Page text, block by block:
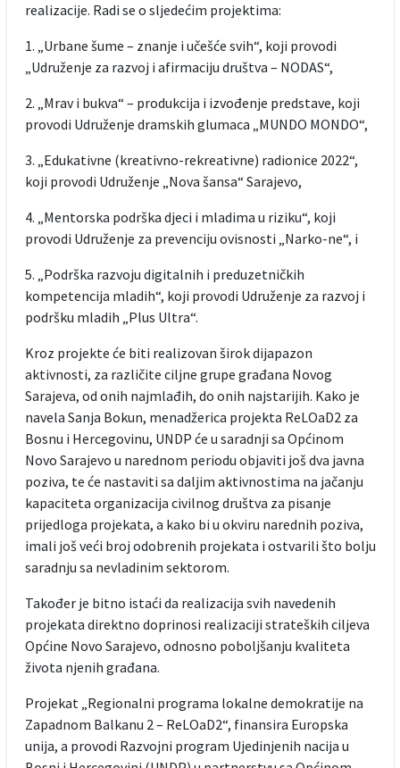
realizacije. Radi se o sljedećim projektima:
1. „Urbane šume – znanje i učešće svih“, koji provodi
„Udruženje za razvoj i afirmaciju društva – NODAS“,
2. „Mrav i bukva“ – produkcija i izvođenje predstave, koji
provodi Udruženje dramskih glumaca „MUNDO MONDO“,
3. „Edukativne (kreativno-rekreativne) radionice 2022“,
koji provodi Udruženje „Nova šansa“ Sarajevo,
4. „Mentorska podrška djeci i mladima u riziku“, koji
provodi Udruženje za prevenciju ovisnosti „Narko-ne“, i
5. „Podrška razvoju digitalnih i preduzetničkih
kompetencija mladih“, koji provodi Udruženje za razvoj i
podršku mladih „Plus Ultra“.
Kroz projekte će biti realizovan širok dijapazon
aktivnosti, za različite ciljne grupe građana Novog
Sarajeva, od onih najmlađih, do onih najstarijih. Kako je
navela Sanja Bokun, menadžerica projekta ReLOaD2 za
Bosnu i Hercegovinu, UNDP će u saradnji sa Općinom
Novo Sarajevo u narednom periodu objaviti još dva javna
poziva, te će nastaviti sa daljim aktivnostima na jačanju
kapaciteta organizacija civilnog društva za pisanje
prijedloga projekata, a kako bi u okviru narednih poziva,
imali još veći broj odobrenih projekata i ostvarili što bolju
saradnju sa nevladinim sektorom.
Također je bitno istaći da realizacija svih navedenih
projekata direktno doprinosi realizaciji strateških ciljeva
Općine Novo Sarajevo, odnosno poboljšanju kvaliteta
života njenih građana.
Projekat „Regionalni programa lokalne demokratije na
Zapadnom Balkanu 2 – ReLOaD2“, finansira Europska
unija, a provodi Razvojni program Ujedinjenih nacija u